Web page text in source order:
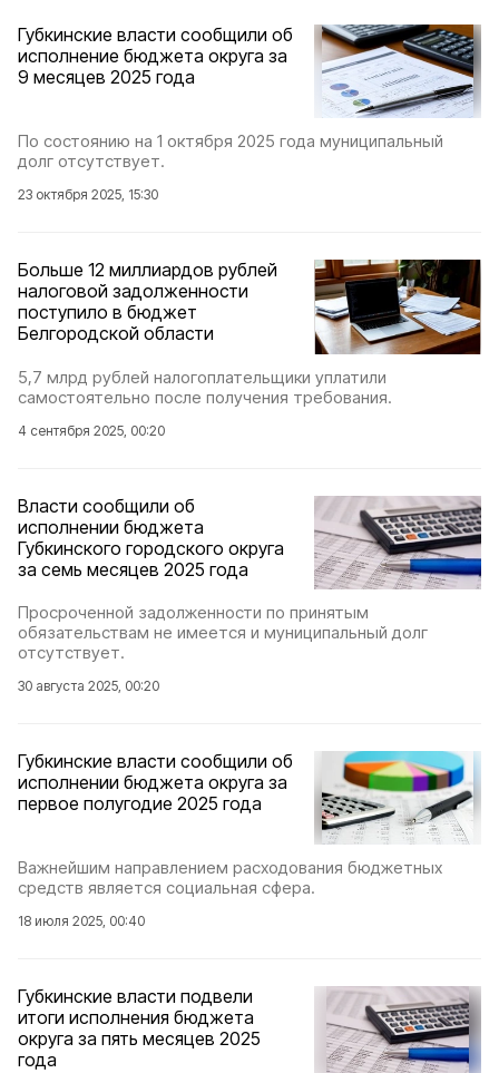
Губкинские власти сообщили об
исполнение бюджета округа за
9 месяцев 2025 года
По состоянию на 1 октября 2025 года муниципальный
долг отсутствует.
23 октября 2025, 15:30
Больше 12 миллиардов рублей
налоговой задолженности
поступило в бюджет
Белгородской области
5,7 млрд рублей налогоплательщики уплатили
самостоятельно после получения требования.
4 сентября 2025, 00:20
Власти сообщили об
исполнении бюджета
Губкинского городского округа
за семь месяцев 2025 года
Просроченной задолженности по принятым
обязательствам не имеется и муниципальный долг
отсутствует.
30 августа 2025, 00:20
Губкинские власти сообщили об
исполнении бюджета округа за
первое полугодие 2025 года
Важнейшим направлением расходования бюджетных
средств является социальная сфера.
18 июля 2025, 00:40
Губкинские власти подвели
итоги исполнения бюджета
округа за пять месяцев 2025
года